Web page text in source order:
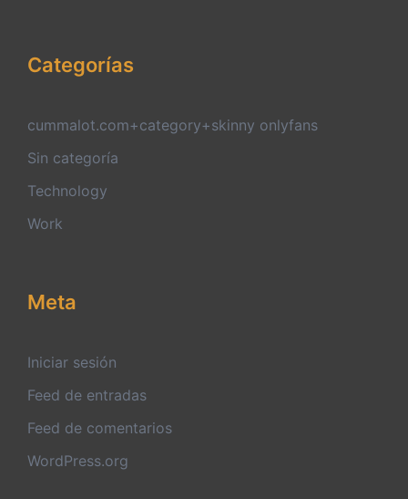
Categorías
cummalot.com+category+skinny onlyfans
Sin categoría
Technology
Work
Meta
Iniciar sesión
Feed de entradas
Feed de comentarios
WordPress.org